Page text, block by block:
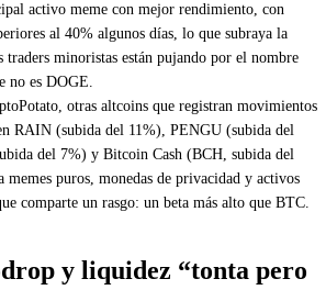
activo meme con mejor rendimiento, con
al 40% algunos días, lo que subraya la
traders minoristas están pujando por el nombre
no es DOGE.
otras altcoins que registran movimientos
RAIN (subida del 11%), PENGU (subida del
del 7%) y Bitcoin Cash (BCH, subida del
memes puros, monedas de privacidad y activos
comparte un rasgo: un beta más alto que BTC.
y liquidez “tonta pero